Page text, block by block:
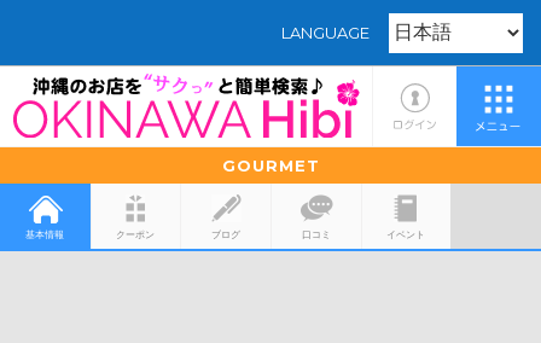
LANGUAGE
GOURMET
基本情報 クーポン ブログ 口コミ イベント